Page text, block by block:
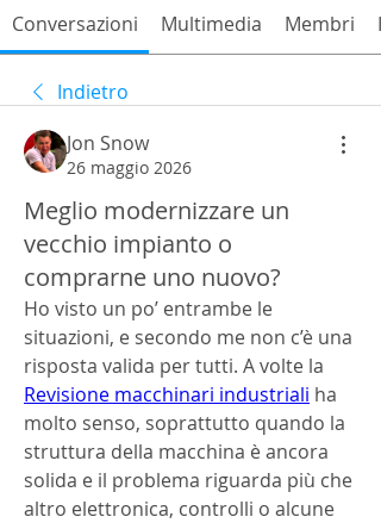
Conversazioni Multimedia Membri
Indietro
Jon Snow
26 maggio 2026
Meglio modernizzare un
vecchio impianto o
comprarne uno nuovo?
Ho visto un po’ entrambe le
situazioni, e secondo me non c’è una
Revisione macchinari industriali ha
molto senso, soprattutto quando la
struttura della macchina è ancora
solida e il problema riguarda più che
altro elettronica, controlli o alcune